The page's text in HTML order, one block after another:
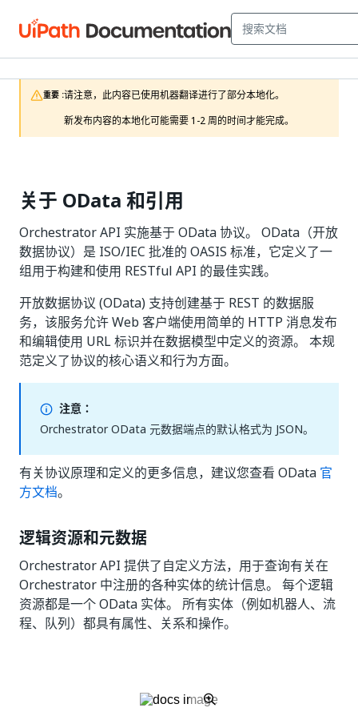
重要 :请注意，此内容已使用机器翻译进行了部分本地化。
新发布内容的本地化可能需要 1-2 周的时间才能完成。
关于 OData 和引用
Orchestrator API 实施基于 OData 协议。 OData（开放
数据协议）是 ISO/IEC 批准的 OASIS 标准，它定义了一
组用于构建和使用 RESTful API 的最佳实践。
开放数据协议 (OData) 支持创建基于 REST 的数据服
务，该服务允许 Web 客户端使用简单的 HTTP 消息发布
和编辑使用 URL 标识并在数据模型中定义的资源。 本规
范定义了协议的核心语义和行为方面。
注意：
Orchestrator OData 元数据端点的默认格式为 JSON。
有关协议原理和定义的更多信息，建议您查看 OData 官
方文档。
逻辑资源和元数据
Orchestrator API 提供了自定义方法，用于查询有关在
Orchestrator 中注册的各种实体的统计信息。 每个逻辑
资源都是一个 OData 实体。 所有实体（例如机器人、流
程、队列）都具有属性、关系和操作。